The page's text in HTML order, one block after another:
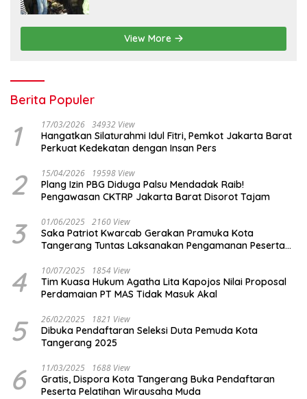
View More
Berita Populer
1 17/03/2026 34932 View
Hangatkan Silaturahmi Idul Fitri, Pemkot Jakarta Barat
Perkuat Kedekatan dengan Insan Pers
2 15/04/2026 19598 View
Plang Izin PBG Diduga Palsu Mendadak Raib!
Pengawasan CKTRP Jakarta Barat Disorot Tajam
3 01/06/2025 2160 View
Saka Patriot Kwarcab Gerakan Pramuka Kota
Tangerang Tuntas Laksanakan Pengamanan Peserta
4 10/07/2025 1854 View
Tim Kuasa Hukum Agatha Lita Kapojos Nilai Proposal
Perdamaian PT MAS Tidak Masuk Akal
5 26/02/2025 1821 View
Dibuka Pendaftaran Seleksi Duta Pemuda Kota
Tangerang 2025
6 11/03/2025 1688 View
Gratis, Dispora Kota Tangerang Buka Pendaftaran
Peserta Pelatihan Wirausaha Muda